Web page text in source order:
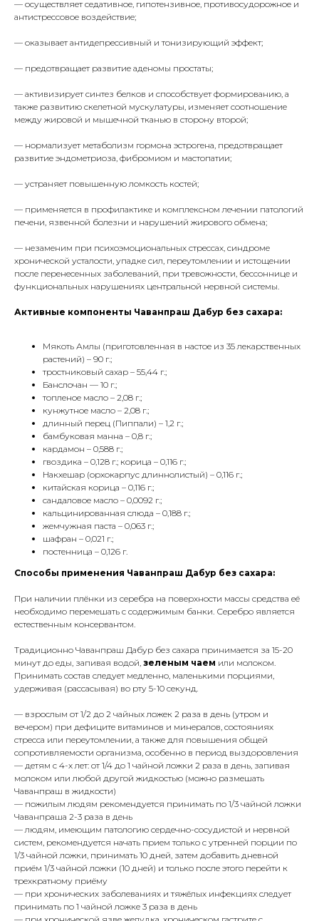
— осуществляет седативное, гипотензивное, противосудорожное и
антистрессовое воздействие;
— оказывает антидепрессивный и тонизирующий эффект;
— предотвращает развитие аденомы простаты;
— активизирует синтез белков и способствует формированию, а
также развитию скелетной мускулатуры, изменяет соотношение
между жировой и мышечной тканью в сторону второй;
— нормализует метаболизм гормона эстрогена, предотвращает
развитие эндометриоза, фибромиом и мастопатии;
— устраняет повышенную ломкость костей;
— применяется в профилактике и комплексном лечении патологий
печени, язвенной болезни и нарушений жирового обмена;
— незаменим при психоэмоциональных стрессах, синдроме
хронической усталости, упадке сил, переутомлении и истощении
после перенесенных заболеваний, при тревожности, бессоннице и
функциональных нарушениях центральной нервной системы.
Активные компоненты Чаванпраш Дабур без сахара:
Мякоть Амлы (приготовленная в настое из 35 лекарственных
растений) – 90 г.;
тростниковый сахар – 55,44 г.;
Банслочан — 10 г.;
топленое масло – 2,08 г.;
кунжутное масло – 2,08 г.;
длинный перец (Пиппали) – 1,2 г.;
бамбуковая манна – 0,8 г.;
кардамон – 0,588 г.;
гвоздика – 0,128 г.; корица – 0,116 г.;
Накхешар (орхокарпус длиннолистый) – 0,116 г.;
китайская корица – 0,116 г.;
сандаловое масло – 0,0092 г.;
кальцинированная слюда – 0,188 г.;
жемчужная паста – 0,063 г.;
шафран – 0,021 г.;
постенница – 0,126 г.
Способы применения Чаванпраш Дабур без сахара:
При наличии плёнки из серебра на поверхности массы средства её
необходимо перемешать с содержимым банки. Серебро является
естественным консервантом.
Традиционно Чаванпраш Дабур без сахара принимается за 15-20
минут до еды, запивая водой, зеленым чаем или молоком.
Принимать состав следует медленно, маленькими порциями,
удерживая (рассасывая) во рту 5-10 секунд.
— взрослым от 1/2 до 2 чайных ложек 2 раза в день (утром и
вечером) при дефиците витаминов и минералов, состояниях
стресса или переутомлении, а также для повышения общей
сопротивляемости организма, особенно в период выздоровления
— детям с 4-х лет: от 1/4 до 1 чайной ложки 2 раза в день, запивая
молоком или любой другой жидкостью (можно размешать
Чаванпраш в жидкости)
— пожилым людям рекомендуется принимать по 1/3 чайной ложки
Чаванпраша 2-3 раза в день
— людям, имеющим патологию сердечно-сосудистой и нервной
систем, рекомендуется начать прием только с утренней порции по
1/3 чайной ложки, принимать 10 дней, затем добавить дневной
приём 1/3 чайной ложки (10 дней) и только после этого перейти к
трехкратному приёму
— при хронических заболеваниях и тяжёлых инфекциях следует
принимать по 1 чайной ложке 3 раза в день